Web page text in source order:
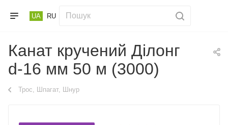
UA RU
Канат кручений Ділонг
d-16 мм 50 м (3000)
Трос, Шпагат, Шнур